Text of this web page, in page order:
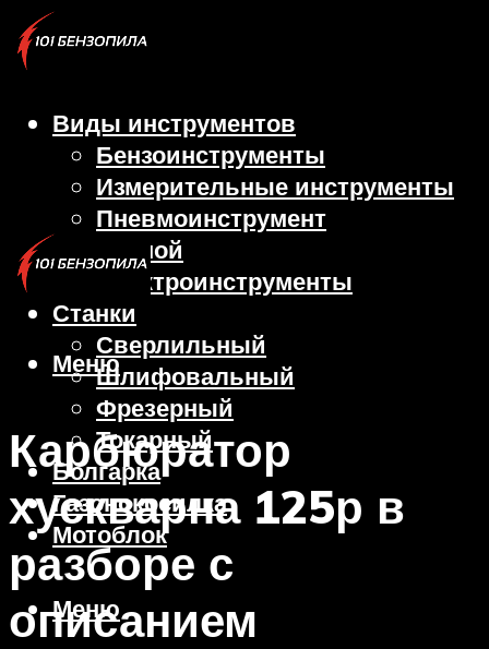
Виды инструментов
Бензоинструменты
Измерительные инструменты
Пневмоинструмент
Ручной
Электроинструменты
Станки
Сверлильный
Шлифовальный
Фрезерный
Токарный
Болгарка
Газонокосилка
Мотоблок
Меню
Меню
Карбюратор
хускварна 125р в
разборе с
описанием